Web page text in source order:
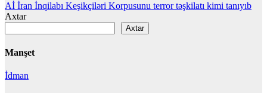
Aİ İran İnqilabı Keşikçiləri Korpusunu terror təşkilatı kimi tanıyıb
Axtar
Axtar
Manşet
İdman